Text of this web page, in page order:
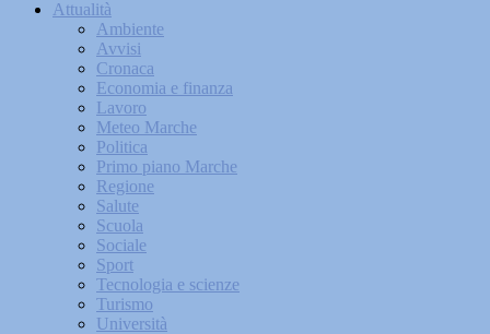
Attualità
Ambiente
Avvisi
Cronaca
Economia e finanza
Lavoro
Meteo Marche
Politica
Primo piano Marche
Regione
Salute
Scuola
Sociale
Sport
Tecnologia e scienze
Turismo
Università